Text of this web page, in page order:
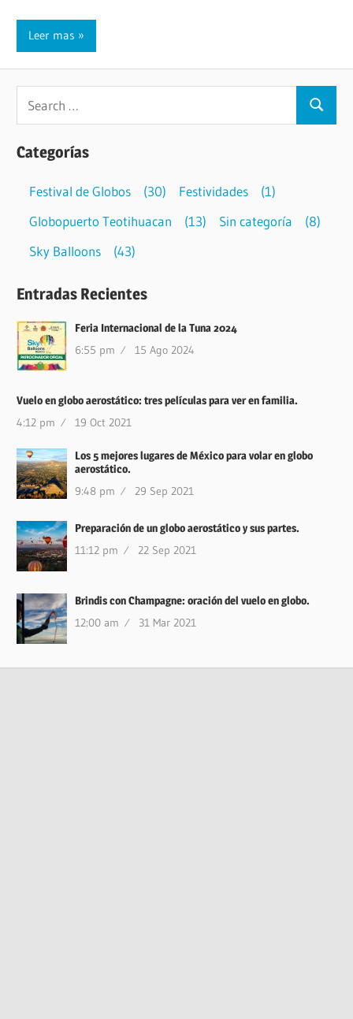
Leer mas
Categorías
Festival de Globos (30) Festividades
(1)
Globopuerto Teotihuacan
(13) Sin categoría
(8)
Sky Balloons
(43)
Entradas Recientes
Feria Internacional de la Tuna 2024
6:55 pm 15 Ago 2024
Vuelo en globo aerostático: tres películas para ver en familia.
4:12 pm 19 Oct 2021
Los 5 mejores lugares de México para volar en globo
aerostático.
9:48 pm 29 Sep 2021
Preparación de un globo aerostático y sus partes.
11:12 pm 22 Sep 2021
Brindis con Champagne: oración del vuelo en globo.
12:00 am 31 Mar 2021